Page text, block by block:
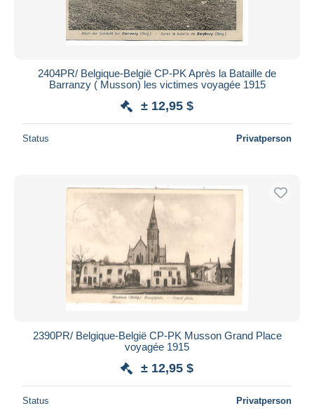
2404PR/ Belgique-België CP-PK Après la Bataille de
Barranzy ( Musson) les victimes voyagée 1915
± 12,95 $
Status Privatperson
2390PR/ Belgique-België CP-PK Musson Grand Place
voyagée 1915
± 12,95 $
Status Privatperson